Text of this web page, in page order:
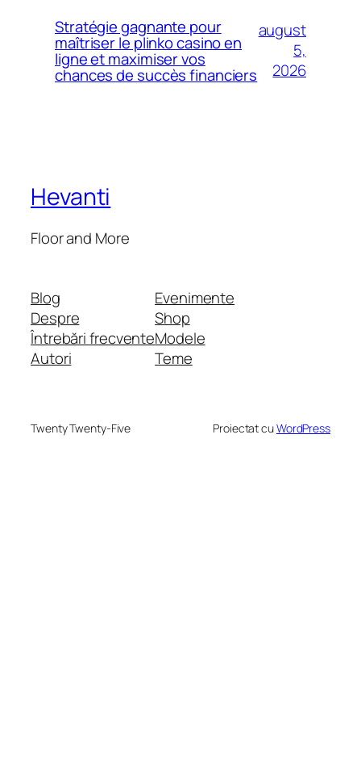
Stratégie gagnante pour
maîtriser le plinko casino en
ligne et maximiser vos
chances de succès financiers
august
5,
2026
Hevanti
Floor and More
Blog
Despre
Întrebări frecvente
Autori
Evenimente
Shop
Modele
Teme
Twenty Twenty-Five Proiectat cuWordPress